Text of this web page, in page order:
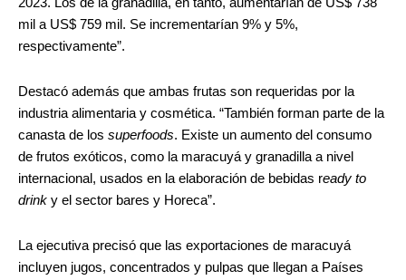
2023. Los de la granadilla, en tanto, aumentarían de US$ 738
mil a US$ 759 mil. Se incrementarían 9% y 5%,
respectivamente”.
Destacó además que ambas frutas son requeridas por la
industria alimentaria y cosmética. “También forman parte de la
canasta de los superfoods. Existe un aumento del consumo
de frutos exóticos, como la maracuyá y granadilla a nivel
internacional, usados en la elaboración de bebidas ready to
drink y el sector bares y Horeca”.
La ejecutiva precisó que las exportaciones de maracuyá
incluyen jugos, concentrados y pulpas que llegan a Países